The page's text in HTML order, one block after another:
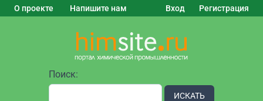
О проекте Напишите нам Вход Регистрация
Поиск:
ИСКАТЬ